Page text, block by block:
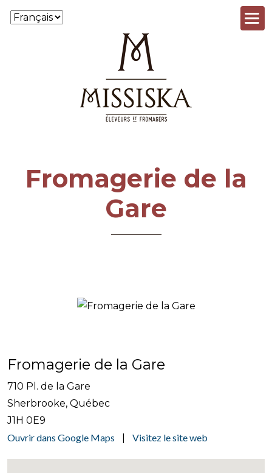
Aller au contenu principal
Fromagerie de la
Gare
Fromagerie de la Gare
710 Pl. de la Gare
Sherbrooke, Québec
J1H 0E9
Ouvrir dans Google Maps
Visitez le site web